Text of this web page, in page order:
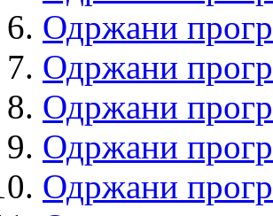
Одржани
Одржани
Одржани
Одржани
Одржани